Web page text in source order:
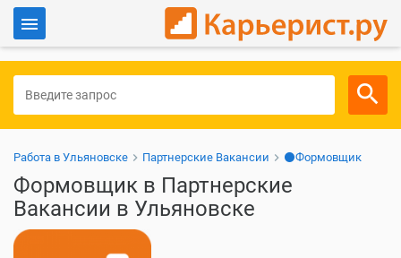
Для работодателей
Работа в Ульяновске Партнерские Вакансии ⚫Формовщик
Формовщик в Партнерские
Вакансии в Ульяновске